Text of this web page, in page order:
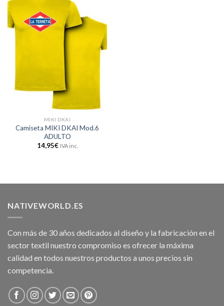
MIKI DKAI
Camiseta MIKI DKAI Mod.6
ADULTO
14,95€ IVA inc.
NATIVEWORLD.ES
Con más de 30 años dedicados al diseño y la fabricación en el
sector textil nuestro compromiso es ofrecer la máxima
calidad en todos nuestros productos a unos precios sin
competencia.